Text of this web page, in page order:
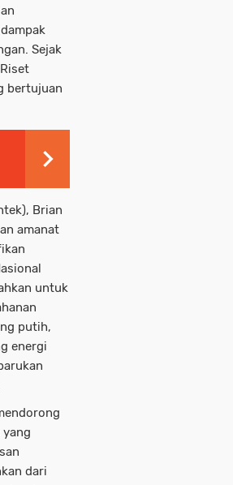
Sejak
bertujuan
Brian
amanat
untuk
putih,
energi
dari